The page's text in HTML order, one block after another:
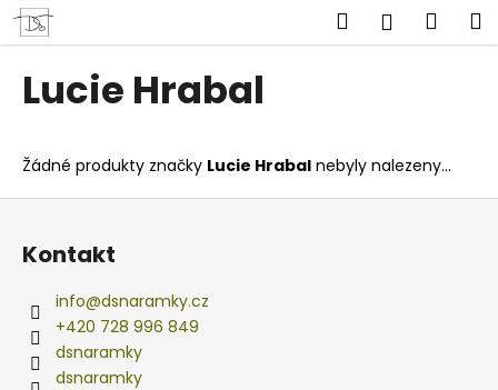
Přejít
obsah
Hledat
Lucie Hrabal
Žádné produkty značky Lucie Hrabal nebyly nalezeny...
K
o
o
p
o
t
ř
b
u
Z
Kontakt
info@dsnaramky.cz
+420 728 996 849
dsnaramky
dsnaramky